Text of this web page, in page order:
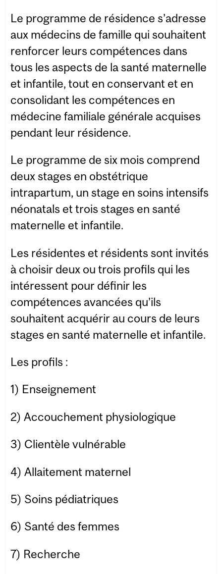
Le programme de résidence s’adresse
aux médecins de famille qui souhaitent
renforcer leurs compétences dans
tous les aspects de la santé maternelle
et infantile, tout en conservant et en
consolidant les compétences en
médecine familiale générale acquises
pendant leur résidence.
Le programme de six mois comprend
deux stages en obstétrique
intrapartum, un stage en soins intensifs
néonatals et trois stages en santé
maternelle et infantile.
Les résidentes et résidents sont invités
à choisir deux ou trois profils qui les
intéressent pour définir les
compétences avancées qu’ils
souhaitent acquérir au cours de leurs
stages en santé maternelle et infantile.
Les profils :
1) Enseignement
2) Accouchement physiologique
3) Clientèle vulnérable
4) Allaitement maternel
5) Soins pédiatriques
6) Santé des femmes
7) Recherche